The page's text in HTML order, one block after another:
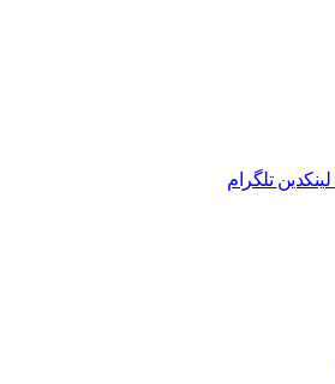
لینکدین تلگرام